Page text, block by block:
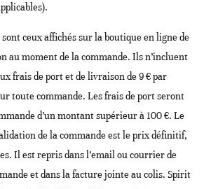
ceux affichés sur la boutique en ligne de
au moment de la commande. Ils n’incluent
frais de port et de livraison de 9 € par
toute commande. Les frais de port seront
d’un montant supérieur à 100 €. Le
de la commande est le prix définitif,
Il est repris dans l’email ou courrier de
et dans la facture jointe au colis. Spirit